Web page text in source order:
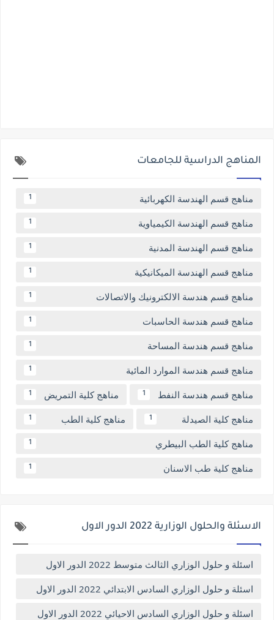
المناهج الدراسية للجامعات
مناهج قسم الهندسة الكهربائية 1
مناهج قسم الهندسة الكيمياوية 1
مناهج قسم الهندسة المدنية 1
مناهج قسم الهندسة الميكانيكية 1
مناهج قسم هندسة الالكترونيك والاتصالات 1
مناهج قسم هندسة الحاسبات 1
مناهج قسم هندسة المساحة 1
مناهج قسم هندسة الموارد المائية 1
مناهج قسم هندسة النفط 1 مناهج كلية التمريض 1
مناهج كلية الصيدلة 1 مناهج كلية الطب 1
مناهج كلية الطب البيطري 1
مناهج كلية طب الاسنان 1
الاسئلة والحلول الوزارية 2022 الدور الاول
اسئلة و حلول الوزاري الثالث متوسط 2022 الدور الاول
اسئلة و حلول الوزاري السادس الابتدائي 2022 الدور الاول
اسئلة و حلول الوزاري السادس الاحيائي 2022 الدور الاول